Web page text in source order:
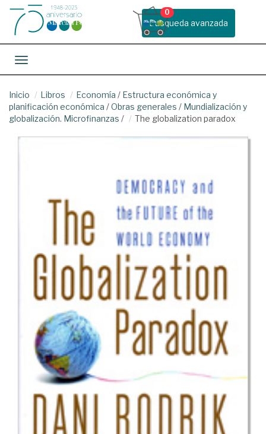
Busqueda avanzada
0
Toggle navigation
Inicio Libros Economía / Estructura económica y
planificación económica /Obras generales / Mundialización y
globalización. Microfinanzas / The globalization paradox